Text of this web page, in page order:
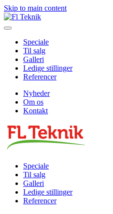
Skip to main content
Speciale
Til salg
Galleri
Ledige stillinger
Referencer
Nyheder
Om os
Kontakt
Speciale
Til salg
Galleri
Ledige stillinger
Referencer